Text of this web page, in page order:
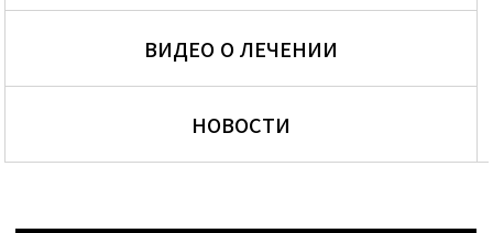
ВИДЕО О ЛЕЧЕНИИ
НОВОСТИ